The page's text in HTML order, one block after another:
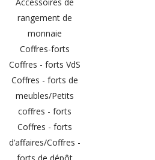
rangement de
monnaie
Coffres-forts
Coffres - forts VdS
Coffres - forts de
meubles/Petits
coffres - forts
Coffres - forts
d‘affaires/Coffres -